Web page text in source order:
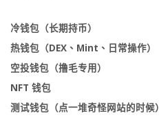
冷钱包（长期持币）
热钱包（DEX、Mint、日常操作）
空投钱包（撸毛专用）
NFT 钱包
测试钱包（点一堆奇怪网站的时候）